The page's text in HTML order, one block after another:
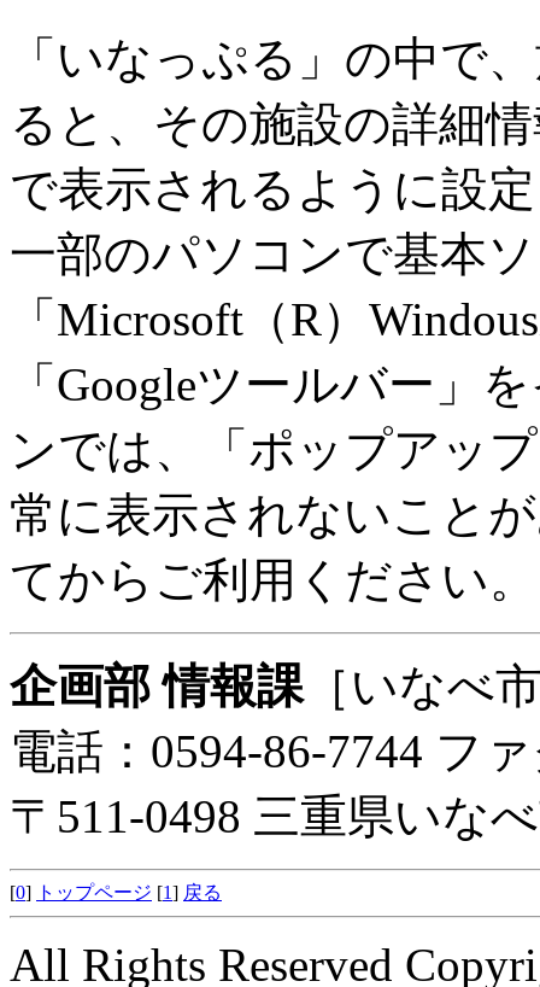
「いなっぷる」の中で
ると、その施設の詳細
で表示されるように設
一部のパソコンで基本
「Microsoft（R）
「Googleツールバー」
ンでは、「ポップアッ
常に表示されないこと
てからご利用ください。
企画部 情報課［いなべ
電話：0594-86-7744 フ
〒511-0498 三重県いな
[0] トップページ [1] 戻る
All Rights Reserved